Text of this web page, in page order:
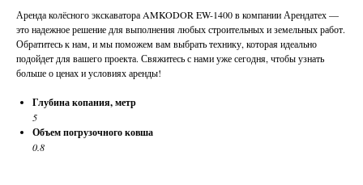
Аренда колёсного экскаватора AMKODOR EW-1400 в компании Арендатех —
это надежное решение для выполнения любых строительных и земельных работ.
Обратитесь к нам, и мы поможем вам выбрать технику, которая идеально
подойдет для вашего проекта. Свяжитесь с нами уже сегодня, чтобы узнать
больше о ценах и условиях аренды!
Глубина копания, метр
5
Объем погрузочного ковша
0.8